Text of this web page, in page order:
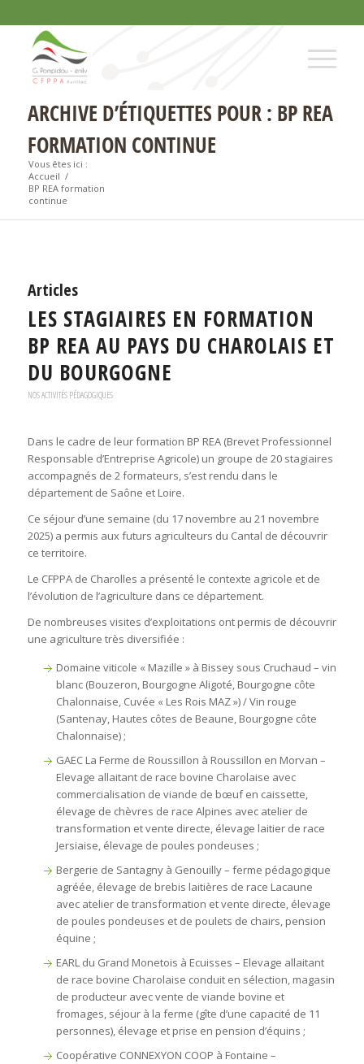
ARCHIVE D’ÉTIQUETTES POUR : BP REA
FORMATION CONTINUE
Vous êtes ici :
Accueil /
BP REA formation
continue
Articles
LES STAGIAIRES EN FORMATION
BP REA AU PAYS DU CHAROLAIS ET
DU BOURGOGNE
NOS ACTIVITÉS PÉDAGOGIQUES
Dans le cadre de leur formation BP REA (Brevet Professionnel
Responsable d’Entreprise Agricole) un groupe de 20 stagiaires
accompagnés de 2 formateurs, s’est rendu dans le
département de Saône et Loire.
Ce séjour d’une semaine (du 17 novembre au 21 novembre
2025) a permis aux futurs agriculteurs du Cantal de découvrir
ce territoire.
Le CFPPA de Charolles a présenté le contexte agricole et de
l’évolution de l’agriculture dans ce département.
De nombreuses visites d’exploitations ont permis de découvrir
une agriculture très diversifiée :
Domaine viticole « Mazille » à Bissey sous Cruchaud – vin
blanc (Bouzeron, Bourgogne Aligoté, Bourgogne côte
Chalonnaise, Cuvée « Les Rois MAZ ») / Vin rouge
(Santenay, Hautes côtes de Beaune, Bourgogne côte
Chalonnaise) ;
GAEC La Ferme de Roussillon à Roussillon en Morvan –
Elevage allaitant de race bovine Charolaise avec
commercialisation de viande de bœuf en caissette,
élevage de chèvres de race Alpines avec atelier de
transformation et vente directe, élevage laitier de race
Jersiaise, élevage de poules pondeuses ;
Bergerie de Santagny à Genouilly – ferme pédagogique
agréée, élevage de brebis laitières de race Lacaune
avec atelier de transformation et vente directe, élevage
de poules pondeuses et de poulets de chairs, pension
équine ;
EARL du Grand Monetois à Ecuisses – Elevage allaitant
de race bovine Charolaise conduit en sélection, magasin
de producteur avec vente de viande bovine et
fromages, séjour à la ferme (gîte d’une capacité de 11
personnes), élevage et prise en pension d’équins ;
Coopérative CONNEXYON COOP à Fontaine –